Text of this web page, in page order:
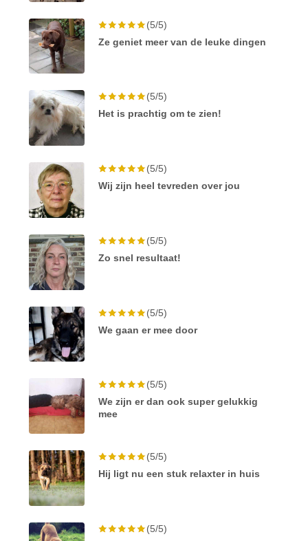
(5/5)
Ze geniet meer van de leuke dingen
(5/5)
Het is prachtig om te zien!
(5/5)
Wij zijn heel tevreden over jou
(5/5)
Zo snel resultaat!
(5/5)
We gaan er mee door
(5/5)
We zijn er dan ook super gelukkig
mee
(5/5)
Hij ligt nu een stuk relaxter in huis
(5/5)